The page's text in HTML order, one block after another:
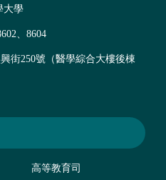
大學
、8604
街250號（醫學綜合大樓後棟
高等教育司